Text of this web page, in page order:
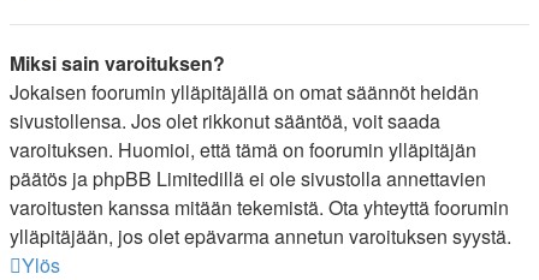
Miksi sain varoituksen?
Jokaisen foorumin ylläpitäjällä on omat säännöt heidän
sivustollensa. Jos olet rikkonut sääntöä, voit saada
varoituksen. Huomioi, että tämä on foorumin ylläpitäjän
päätös ja phpBB Limitedillä ei ole sivustolla annettavien
varoitusten kanssa mitään tekemistä. Ota yhteyttä foorumin
ylläpitäjään, jos olet epävarma annetun varoituksen syystä.
Ylös